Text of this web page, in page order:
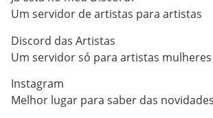
Um servidor de artistas para artistas
Discord das Artistas
Um servidor só para artistas mulheres
Instagram
Melhor lugar para saber das